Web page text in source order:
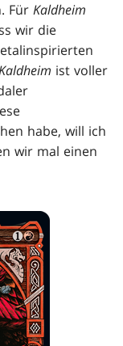
FürKaldheim
wir die
ist voller
habe, will ich
wir mal einen